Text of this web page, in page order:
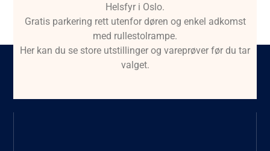
Helsfyr i Oslo.
Gratis parkering rett utenfor døren og enkel adkomst
med rullestolrampe.
Her kan du se store utstillinger og vareprøver før du tar
valget.